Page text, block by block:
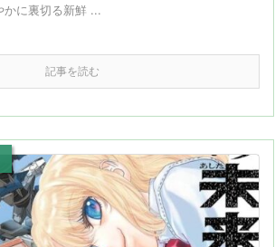
かに裏切る新鮮 ...
記事を読む